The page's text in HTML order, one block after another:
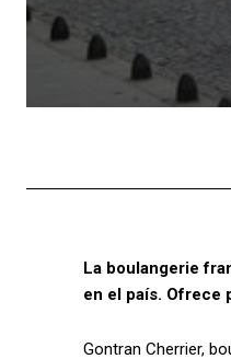
La boulangerie
en el país. Ofrece
Gontran Cherrier,